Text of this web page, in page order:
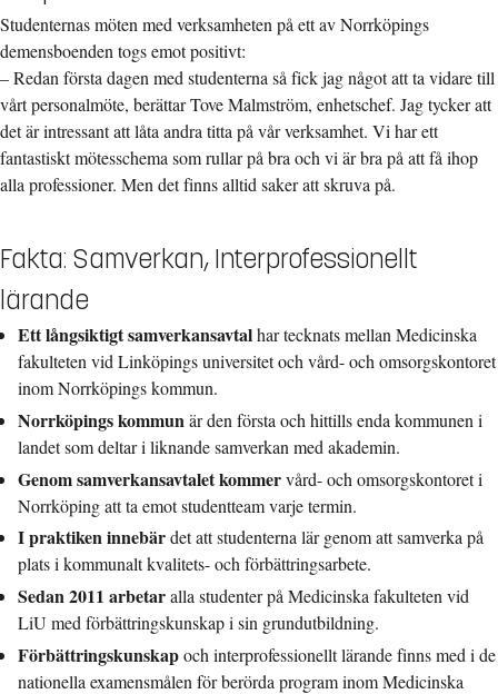
Studenternas möten med verksamheten på ett av Norrköpings
demensboenden togs emot positivt:
– Redan första dagen med studenterna så fick jag något att ta vidare till
vårt personalmöte, berättar Tove Malmström, enhetschef. Jag tycker att
det är intressant att låta andra titta på vår verksamhet. Vi har ett
fantastiskt mötesschema som rullar på bra och vi är bra på att få ihop
alla professioner. Men det finns alltid saker att skruva på.
Fakta: Samverkan, Interprofessionellt
lärande
Ett långsiktigt samverkansavtalhar tecknats mellan Medicinska
fakulteten vid Linköpings universitet och vård- och omsorgskontoret
inom Norrköpings kommun.
Norrköpings kommunär den första och hittills enda kommunen i
landet som deltar i liknande samverkan med akademin.
Genom samverkansavtalet kommervård- och omsorgskontoret i
Norrköping att ta emot studentteam varje termin.
I praktiken innebärdet att studenterna lär genom att samverka på
plats i kommunalt kvalitets- och förbättringsarbete.
Sedan 2011 arbetaralla studenter på Medicinska fakulteten vid
LiU med förbättringskunskap i sin grundutbildning.
Förbättringskunskapoch interprofessionellt lärande finns med i de
nationella examensmålen för berörda program inom Medicinska